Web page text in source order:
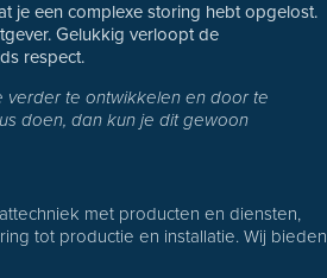
je een complexe storing hebt opgelost.
Gelukkig verloopt de
respect.
verder te ontwikkelen en door te
doen, dan kun je dit gewoon
met producten en diensten,
tot productie en installatie. Wij bieden